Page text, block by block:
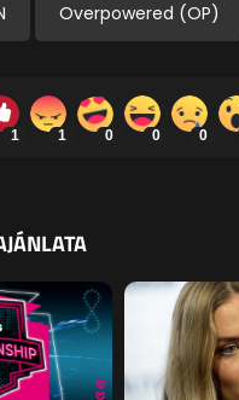
Overpowered (OP)
1 1 0 0 0